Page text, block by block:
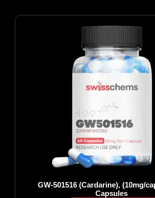
GW-501516 (Cardarine), (10mg/
Capsules